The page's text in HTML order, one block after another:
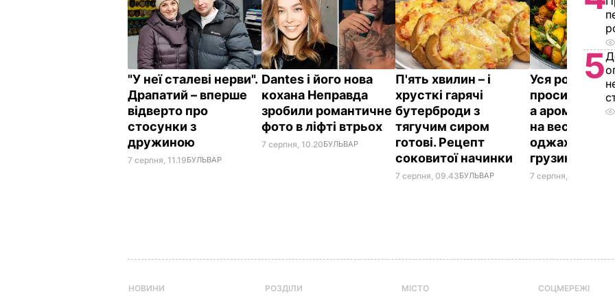
"У неї сталеві нерви".
Драпатий – вперше
відверто про
стосунки з
дружиною
7 серпня, 11.19БУЛЬВАР
Dantes і його нова
кохана Неправда
зробили романтичне
фото в ліфті втрьох
7 серпня, 10.20БУЛЬВАР
П'ять хвилин – і
хрусткі гарячі
бутерброди з
тягучим сиром
готові. Рецепт
соковитої начинки
7 серпня, 09.43БУЛЬВАР
Уся родина
проситиме
а аромат
на весь дім.
оджахурі –
грузинської
7 серпня, 09.27
5
НОВИНИ РОЗДІЛИ МІСТО СОЦМЕРЕЖІ